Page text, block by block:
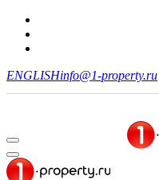
ENGLISHinfo@1-property.ru